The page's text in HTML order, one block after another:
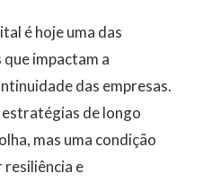
é hoje uma das
impactam a
das empresas.
de longo
mas uma condição
resiliência e